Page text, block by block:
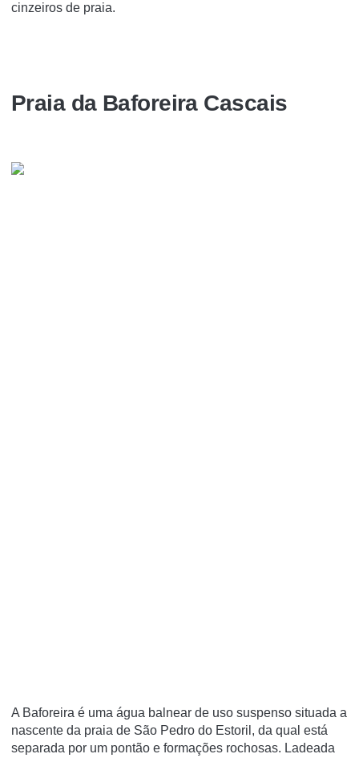
cinzeiros de praia.
Praia da Baforeira Cascais
A Baforeira é uma água balnear de uso suspenso situada a
nascente da praia de São Pedro do Estoril, da qual está
separada por um pontão e formações rochosas. Ladeada